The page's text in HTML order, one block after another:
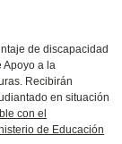
de discapacidad
Apoyo a la
Recibirán
en situación
con el
de Educación